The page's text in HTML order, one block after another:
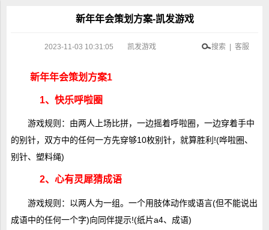
新年年会策划方案-凯发游戏
2023-11-03 10:31:05 凯发游戏 搜索 | 客服
新年年会策划方案1
1、快乐呼啦圈
游戏规则：由两人上场比拼，一边摇着呼啦圈，一边穿着手中
的别针，双方中的任何一方先穿够10枚别针，就算胜利!(哗啦圈、
别针、塑料绳)
2、心有灵犀猜成语
游戏规则：以两人为一组。一个用肢体动作或语言(但不能说出
成语中的任何一个字)向同伴提示!(纸片a4、成语)